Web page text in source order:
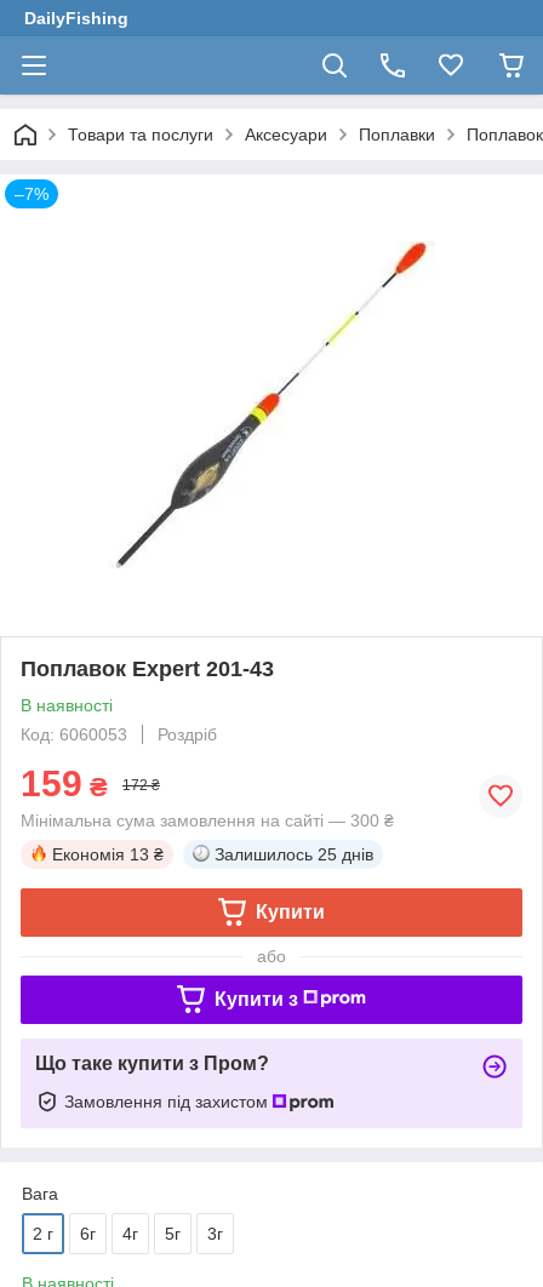
DailyFishing
Товари та послуги Аксесуари Поплавки
–7%
Поплавок Expert 201-43
В наявності
Код: 6060053
Роздріб
159 ₴ 172 ₴
Мінімальна сума замовлення на сайті — 300 ₴
Економія 13 ₴ Залишилось 25 днів
Купити
або
Купити з
Що таке купити з Пром?
Замовлення під захистом
Вага
2 г 6г 4г 5г 3г
В наявності